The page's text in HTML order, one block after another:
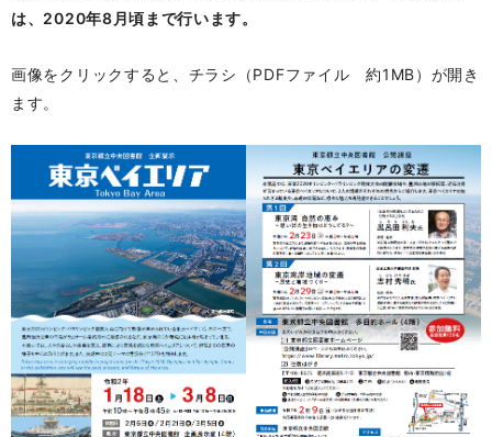
は、2020年8月頃まで行います。
画像をクリックすると、チラシ（PDFファイル 約1MB）が開き
ます。